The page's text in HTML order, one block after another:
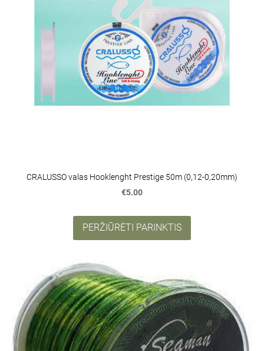
CRALUSSO valas Hooklenght Prestige 50m (0,12-0,20mm)
€5.00
PERŽIŪRĖTI PARINKTIS